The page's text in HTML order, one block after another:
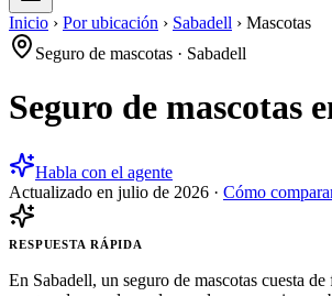
Inicio › Por ubicación › Sabadell › Mascotas
Seguro de mascotas · Sabadell
Seguro de mascotas
Habla con el agente
Actualizado en julio de 2026 · Cómo
RESPUESTA RÁPIDA
En Sabadell, un seguro de mascotas cuesta